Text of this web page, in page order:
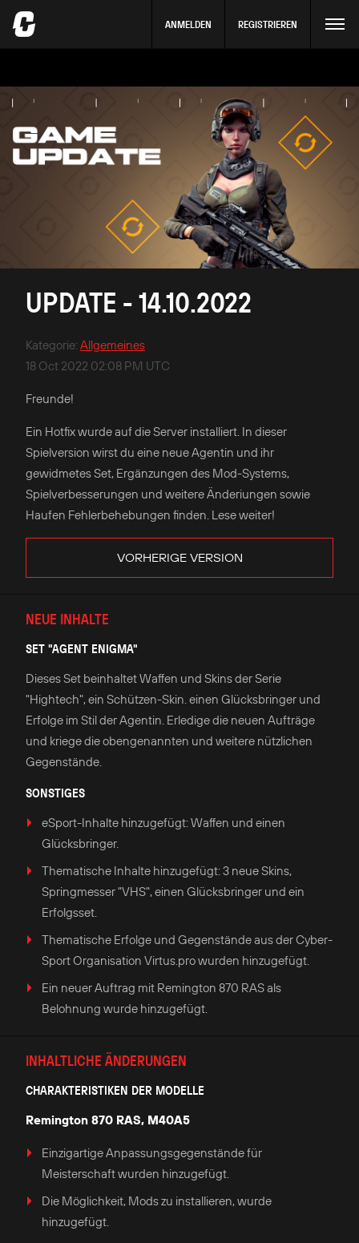
ANMELDEN REGISTRIEREN
UPDATE - 14.10.2022
Kategorie: Allgemeines
18 Oct 2022 02:08 PM UTC
Freunde!
Ein Hotfix wurde auf die Server installiert. In dieser
Spielversion wirst du eine neue Agentin und ihr
gewidmetes Set, Ergänzungen des Mod-Systems,
Spielverbesserungen und weitere Änderiungen sowie
Haufen Fehlerbehebungen finden. Lese weiter!
VORHERIGE VERSION
NEUE INHALTE
SET "AGENT ENIGMA"
Dieses Set beinhaltet Waffen und Skins der Serie
"Hightech", ein Schützen-Skin. einen Glücksbringer und
Erfolge im Stil der Agentin. Erledige die neuen Aufträge
und kriege die obengenannten und weitere nützlichen
Gegenstände.
SONSTIGES
eSport-Inhalte hinzugefügt: Waffen und einen
Glücksbringer.
Thematische Inhalte hinzugefügt: 3 neue Skins,
Springmesser "VHS", einen Glücksbringer und ein
Erfolgsset.
Thematische Erfolge und Gegenstände aus der Cyber-
Sport Organisation Virtus.pro wurden hinzugefügt.
Ein neuer Auftrag mit Remington 870 RAS als
Belohnung wurde hinzugefügt.
INHALTLICHE ÄNDERUNGEN
CHARAKTERISTIKEN DER MODELLE
Remington 870 RAS, M40A5
Einzigartige Anpassungsgegenstände für
Meisterschaft wurden hinzugefügt.
Die Möglichkeit, Mods zu installieren, wurde
hinzugefügt.